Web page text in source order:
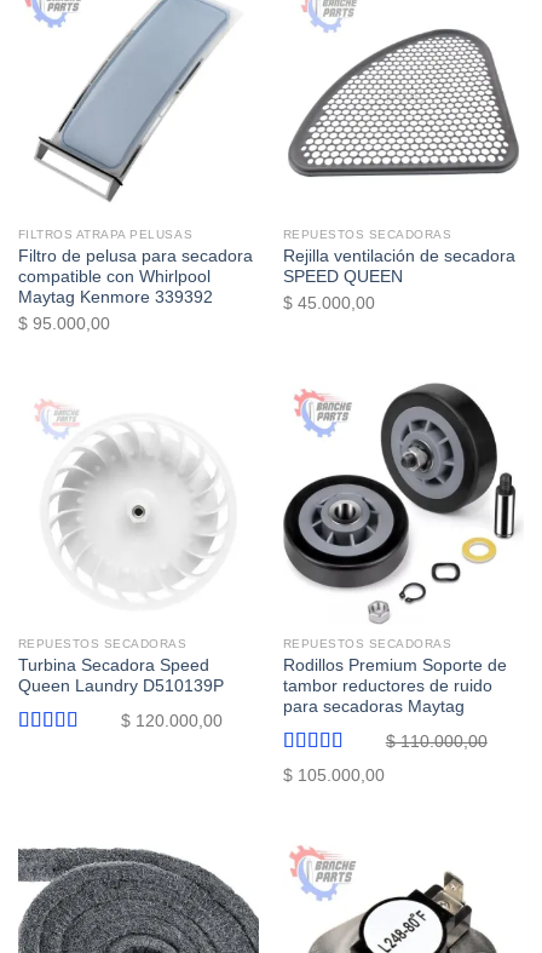
$ 31.500,00.
$ 25.000,00.
FILTROS ATRAPA PELUSAS
Filtro de pelusa para secadora
compatible con Whirlpool
Maytag Kenmore 339392
$95.000,00
REPUESTOS SECADORAS
Rejilla ventilación de secadora
SPEED QUEEN
$45.000,00
REPUESTOS SECADORAS
Turbina Secadora Speed
Queen Laundry D510139P
$120.000,00
REPUESTOS SECADORAS
Rodillos Premium Soporte de
tambor reductores de ruido
para secadoras Maytag
Valorado
con
de
$110.000,00
El
era:
$ 110.000,00.
$105.000,00El
$ 105.000,00.